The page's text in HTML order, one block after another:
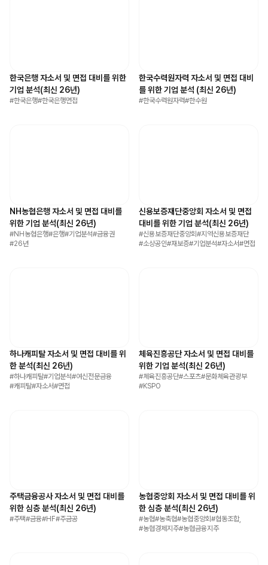
한국은행 자소서 및 면접 대비를 위한
기업 분석(최신 26년)
#한국은행#한국은행면접
한국수력원자력 자소서 및 면접 대비
를 위한 기업 분석 (최신 26년)
#한국수력원자력#한수원
NH농협은행 자소서 및 면접 대비를
위한 기업 분석(최신 26년)
#NH농협은행#은행#기업분석#금융권
#26년
신용보증재단중앙회 자소서 및 면접
대비를 위한 기업 분석(최신 26년)
#신용보증재단중앙회#지역신용보증재단
#소상공인#재보증#기업분석#자소서#면접
하나캐피탈 자소서 및 면접 대비를 위
한 분석(최신 26년)
#하나캐피탈#기업분석#여신전문금융
#캐피탈#자소서#면접
체육진흥공단 자소서 및 면접 대비를
위한 기업 분석(최신 26년)
#체육진흥공단#스포츠#문화체육관광부
#KSPO
주택금융공사 자소서 및 면접 대비를
위한 심층 분석(최신 26년)
#주택#금융#HF#주금공
농협중앙회 자소서 및 면접 대비를 위
한 심층 분석(최신 26년)
#농협#농축협#농협중앙회 #협동조합,
#농협경제지주#농협금융지주